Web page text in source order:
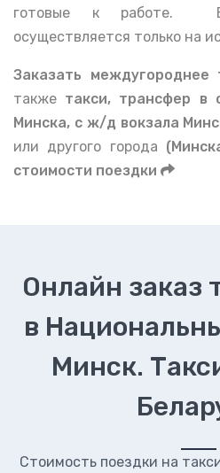
готовые к работе.
осуществляется только на
Заказать междугороднее
также такси, трансфер в
Минска, с ж/д вокзала
или другого города
стоимости поездки
Онлайн заказ
в
Минск.
Стоимость поездки на